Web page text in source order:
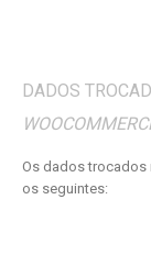
DADOS
Os dados trocados
os seguintes: